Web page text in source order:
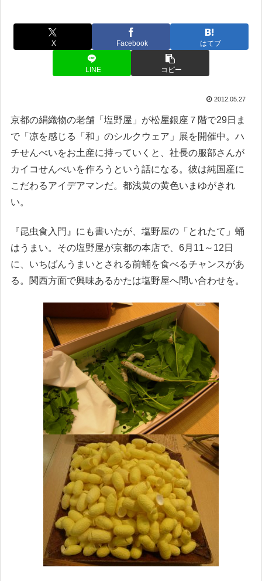
X Facebook はてブ
LINE コピー
2012.05.27
京都の絹織物の老舗「塩野屋」が松屋銀座７階で29日ま
で「凉を感じる「和」のシルクウェア」展を開催中。ハ
チせんべいをお土産に持っていくと、社長の服部さんが
カイコせんべいを作ろうという話になる。彼は純国産に
こだわるアイデアマンだ。都浅黄の黄色いまゆがきれ
い。
『昆虫食入門』にも書いたが、塩野屋の「とれたて」蛹
はうまい。その塩野屋が京都の本店で、6月11～12日
に、いちばんうまいとされる前蛹を食べるチャンスがあ
る。関西方面で興味あるかたは塩野屋へ問い合わせを。